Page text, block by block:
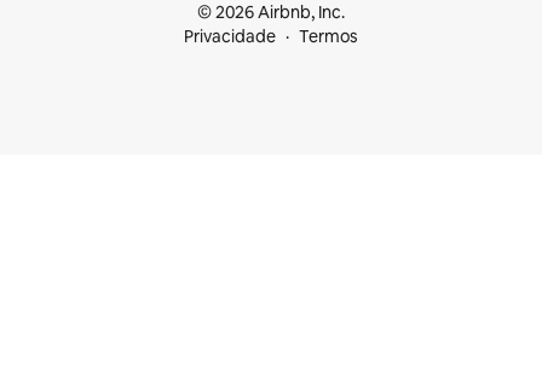
© 2026 Airbnb, Inc.
Privacidade
Termos